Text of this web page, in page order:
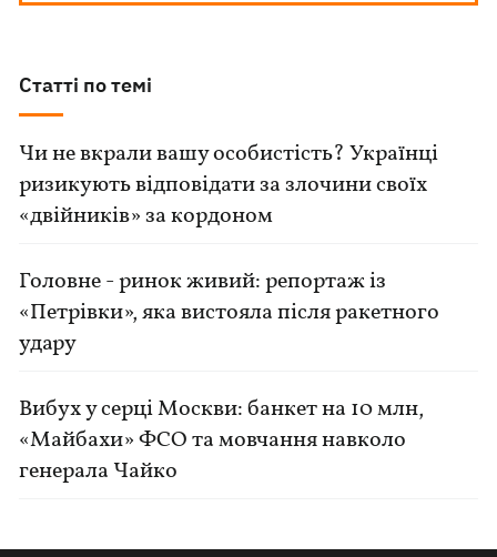
Статті по темі
Чи не вкрали вашу особистість? Українці
ризикують відповідати за злочини своїх
«двійників» за кордоном
Головне - ринок живий: репортаж із
«Петрівки», яка вистояла після ракетного
удару
Вибух у серці Москви: банкет на 10 млн,
«Майбахи» ФСО та мовчання навколо
генерала Чайко